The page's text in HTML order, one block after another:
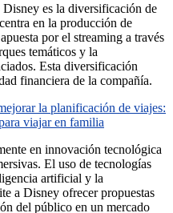
Disney es la diversificación de
en la producción de
por el streaming a través
temáticos y la
Esta diversificación
financiera de la compañía.
la planificación de viajes:
viajar en familia
en innovación tecnológica
El uso de tecnologías
artificial y la
a Disney ofrecer propuestas
del público en un mercado